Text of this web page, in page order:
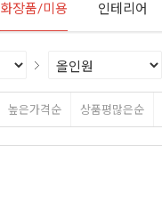
화장품/미용 인테리어
높은가격순 상품평많은순